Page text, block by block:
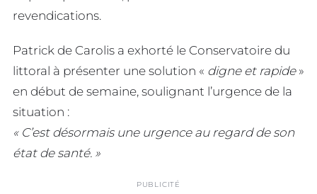
revendications.
Patrick de Carolis a exhorté le Conservatoire du
littoral à présenter une solution « digne et rapide»
en début de semaine, soulignant l’urgence de la
situation :
« C’est désormais une urgence au regard de son
état de santé. »
PUBLICITÉ